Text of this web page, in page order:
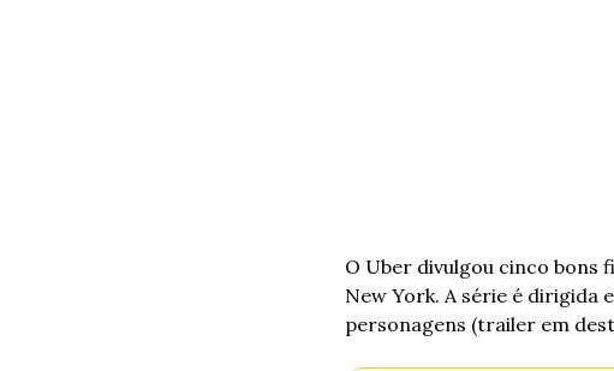
O Uber divulgou cinco bons
New York. A série é dirigida
personagens (trailer em